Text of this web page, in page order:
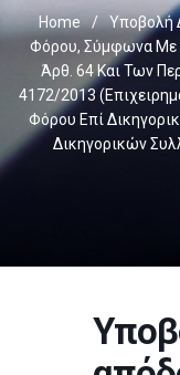
Home /
Υποβολή
Φόρου, Σύμφωνα Με
Άρθ. 64 Και Των
4172/2013
Φόρου Επί
Δικηγορικών